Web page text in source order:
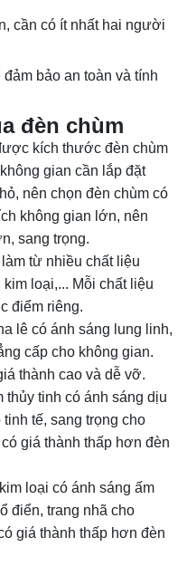
cần có ít nhất hai người
bảo an toàn và tính
đèn chùm
kích thước đèn chùm
gian cần lắp đặt
nên chọn đèn chùm có
không gian lớn, nên
sang trọng.
từ nhiều chất liệu
loại,... Mỗi chất liệu
điểm riêng.
lê có ánh sáng lung linh,
cấp cho không gian.
thành cao và dễ vỡ.
thủy tinh có ánh sáng dịu
tế, sang trọng cho
giá thành thấp hơn đèn
loại có ánh sáng ấm
điển, trang nhã cho
giá thành thấp hơn đèn